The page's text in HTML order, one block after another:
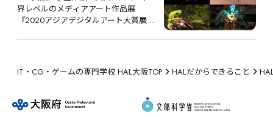
界レベルのメディアアート作品展
『2020アジアデジタルアート大賞展
IT・CG・ゲームの専門学校 HAL大阪TOP HALだからできること